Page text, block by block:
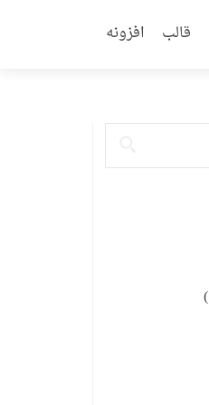
قالب افزونه